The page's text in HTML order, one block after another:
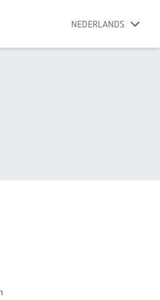
NEDERLANDS